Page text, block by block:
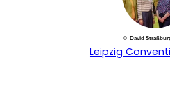
© David
Leipzig